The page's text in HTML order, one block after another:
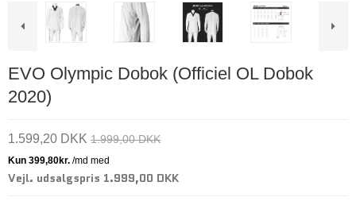
EVO Olympic Dobok (Officiel OL Dobok
2020)
1.599,20 DKK 1.999,00 DKK
Vejl. udsalgspris 1.999,00 DKK